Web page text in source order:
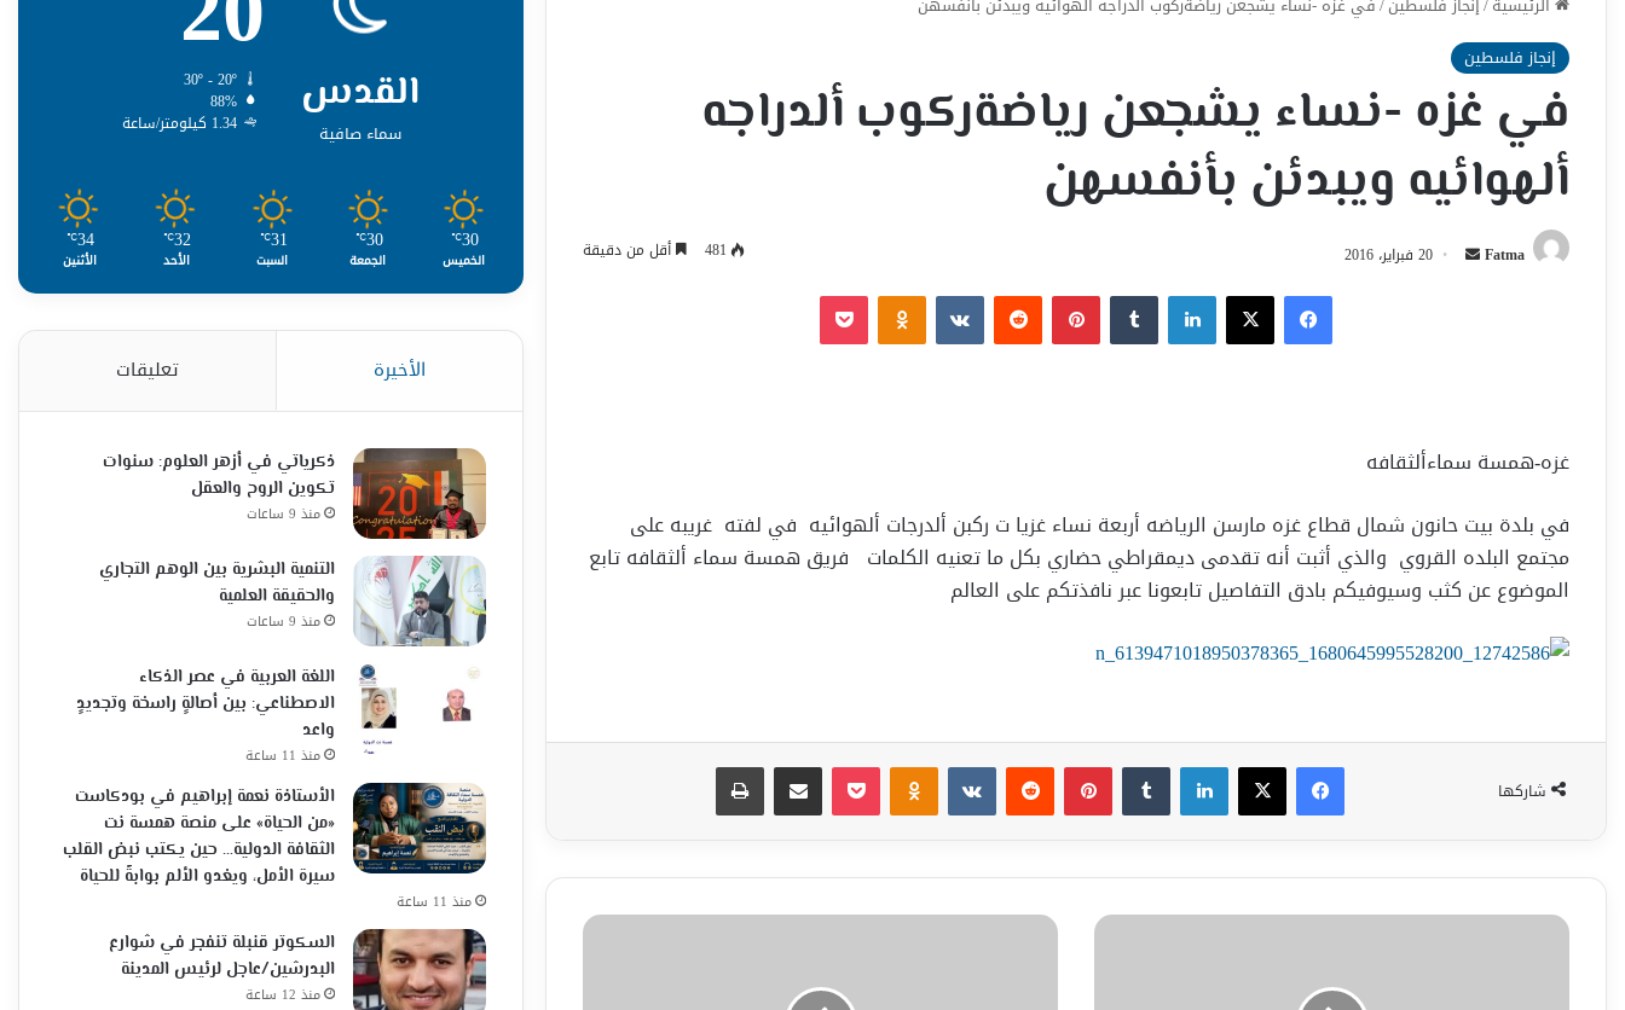
إنجاز فلسطين
في غزه -نساء يشجعن رياضةركوب ألدراجه
ألهوائيه ويبدئن بأنفسهن
Fatma
أرسل 20 فبراير، 2016 481 أقل من دقيقة
فيسبوك‫X لينكدإن بينتيريست Odnoklassniki
‫Pocket
غزه-همسة سماءألثقافه
في بلدة بيت حانون شمال قطاع غزه مارسن الرياضه أربعة نساء غزيا ت ركبن ألدرجات ألهوائيه في لفته غريبه على
مجتمع البلده القروي والذي أثبت أنه تقدمى ديمقراطي حضاري بكل ما تعنيه الكلمات فريق همسة سماء ألثقافه تابع
الموضوع عن كثب وسيوفيكم بادق التفاصيل تابعونا عبر نافذتكم على العالم
شاركها
فيسبوك‫X لينكدإن بينتيريست Odnoklassniki
‫Pocket مشاركة عبر البريد طباعة
لاحول
مصرع
القدس
سماء صافية
30º - 20º
88%
1.34 كيلومتر/ساعة
30
℃
الخميس
30
℃
الجمعة
31
℃
السبت
32
℃
الأحد
34
℃
الأثنين
الأخيرة تعليقات
ذكرياتي في أزهر العلوم: سنوات
تكوين الروح والعقل
منذ 9 ساعات
التنمية البشرية بين الوهم التجاري
والحقيقة العلمية
منذ 9 ساعات
اللغة العربية في عصر الذكاء
الاصطناعي: بين أصالةٍ راسخة وتجديدٍ
واعد
منذ 11 ساعة
الأستاذة نعمة إبراهيم في بودكاست
«من الحياة» على منصة همسة نت
الثقافة الدولية… حين يكتب نبض القلب
سيرة الأمل، ويغدو الألم بوابةً للحياة
منذ 11 ساعة
السكوتر قنبلة تنفجر في شوارع
البدرشين/عاجل لرئيس المدينة
منذ 12 ساعة